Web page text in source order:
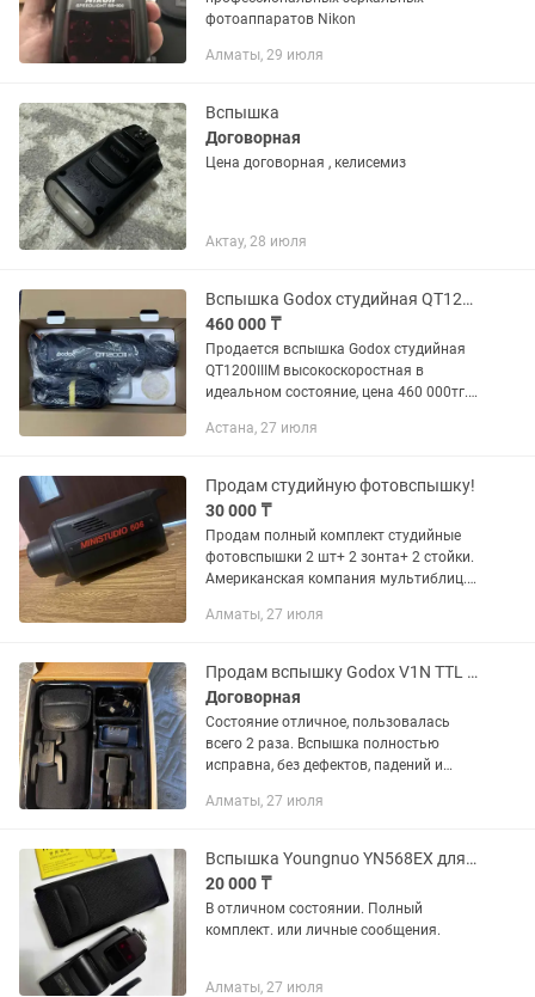
фотоаппаратов Nikon
Алматы, 29 июля
Вспышка
Договорная
Цена договорная , келисемиз
Актау, 28 июля
Вспышка Godox студийная QT1200IIIM высокоскоростная
460 000 ₸
Продается вспышка Godox студийная
QT1200IIIM высокоскоростная в
идеальном состояние, цена 460 000тг.
Raylab SPG 120, комплектация: чехол,
Астана, 27 июля
Продам студийную фотовспышку!
30 000 ₸
Продам полный комплект студийные
фотовспышки 2 шт+ 2 зонта+ 2 стойки.
Американская компания мультиблиц.
отличном состоянии.
Алматы, 27 июля
Продам вспышку Godox V1N TTL для Nikon.
Договорная
Состояние отличное, пользовалась
всего 2 раза. Вспышка полностью
исправна, без дефектов, падений и
Продаю в связи с переходом на другую
Алматы, 27 июля
Вспышка Youngnuo YN568EX для Nikon
20 000 ₸
В отличном состоянии. Полный
комплект. или личные сообщения.
Алматы, 27 июля